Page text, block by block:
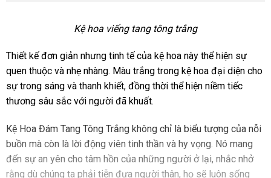
Kệ hoa viếng tang tông trắng
Thiết kế đơn giản nhưng tinh tế của kệ hoa này thể hiện sự
quen thuộc và nhẹ nhàng. Màu trắng trong kệ hoa đại diện cho
sự trong sáng và thanh khiết, đồng thời thể hiện niềm tiếc
thương sâu sắc với người đã khuất.
Kệ Hoa Đám Tang Tông Trắng không chỉ là biểu tượng của nỗi
buồn mà còn là lời động viên tinh thần và hy vọng. Nó mang
đến sự an yên cho tâm hồn của những người ở lại, nhắc nhở
rằng dù chúng ta phải tiễn đưa người thân, họ sẽ luôn sống